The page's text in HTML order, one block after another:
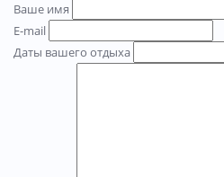
Ваше имя
E-mail
Даты вашего отдыха